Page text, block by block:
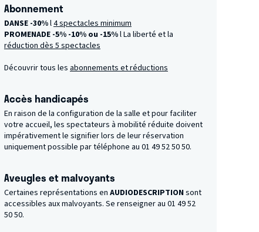
Abonnement
DANSE -30%l4 spectacles minimum
PROMENADE -5% -10% ou -15%l La liberté et la
réduction dès 5 spectacles
Découvrir tous les abonnements et réductions
Accès handicapés
En raison de la configuration de la salle et pour faciliter
votre accueil, les spectateurs à mobilité réduite doivent
impérativement le signifier lors de leur réservation
uniquement possible par téléphone au 01 49 52 50 50.
Aveugles et malvoyants
Certaines représentations en AUDIODESCRIPTION sont
accessibles aux malvoyants. Se renseigner au 01 49 52
50 50.